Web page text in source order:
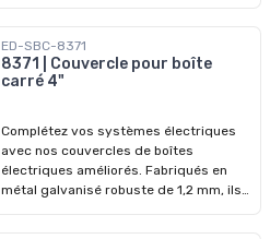
ED-SBC-8371
8371 | Couvercle pour boîte
carré 4"
Complétez vos systèmes électriques
avec nos couvercles de boîtes
électriques améliorés. Fabriqués en
métal galvanisé robuste de 1,2 mm, ils